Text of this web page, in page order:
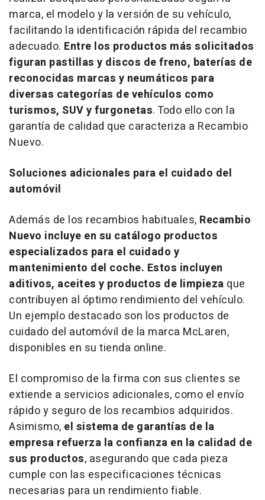
marca, el modelo y la versión de su vehículo,
facilitando la identificación rápida del recambio
adecuado. Entre los productos más solicitados
figuran pastillas y discos de freno, baterías de
reconocidas marcas y neumáticos para
diversas categorías de vehículos como
turismos, SUV y furgonetas. Todo ello con la
garantía de calidad que caracteriza a Recambio
Nuevo.
Soluciones adicionales para el cuidado del
automóvil
Además de los recambios habituales, Recambio
Nuevo incluye en su catálogo productos
especializados para el cuidado y
mantenimiento del coche. Estos incluyen
aditivos, aceites y productos de limpieza que
contribuyen al óptimo rendimiento del vehículo.
Un ejemplo destacado son los productos de
cuidado del automóvil de la marca McLaren,
disponibles en su tienda online.
El compromiso de la firma con sus clientes se
extiende a servicios adicionales, como el envío
rápido y seguro de los recambios adquiridos.
Asimismo, el sistema de garantías de la
empresa refuerza la confianza en la calidad de
sus productos, asegurando que cada pieza
cumple con las especificaciones técnicas
necesarias para un rendimiento fiable.